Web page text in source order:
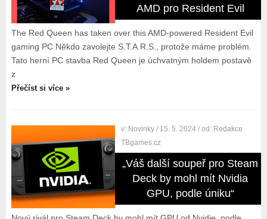
AMD pro Resident Evil
The Red Queen has taken over this AMD-powered Resident Evil
gaming PC Někdo zavolejte S.T.A.R.S., protože máme problém.
Tato herní PC stavba Red Queen je úchvatným holdem postavě
z
Přečíst si více »
v: Novinky / 15. 5. 2024 / od: Redakce
TBgames.cz
„Váš další soupeř pro Steam
Deck by mohl mít Nvidia
GPU, podle úniku“